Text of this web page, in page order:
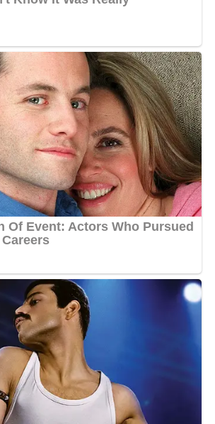
Chily apporte son grain de voix et
Encore peu connu du public
congolais installé en France trouve ici
pour séduire l’Afrique centrale.
sa vie entre Paris et Abidjan,